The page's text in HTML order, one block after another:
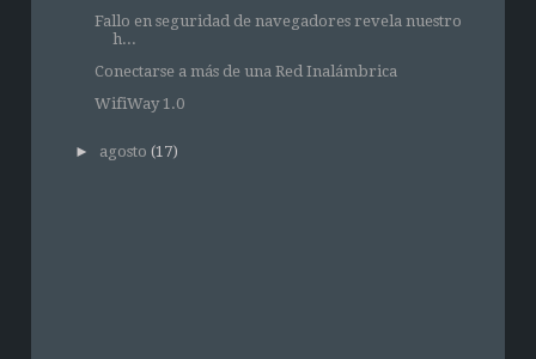
Fallo en seguridad de navegadores revela nuestro
h...
Conectarse a más de una Red Inalámbrica
WifiWay 1.0
► agosto (17)